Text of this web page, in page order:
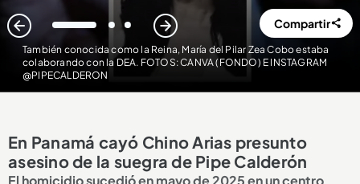
También conocida como la Reina, María del Pilar Zea Cobo estaba
colaborando con la DEA. FOTOS: CANVA (FONDO) E INSTAGRAM
@PIPECALDERON
1 2 3 Compartir
En Panamá cayó Chino Arias presunto
asesino de la suegra de Pipe Calderón
El homicidio sucedió en mayo de 2025 en un centro